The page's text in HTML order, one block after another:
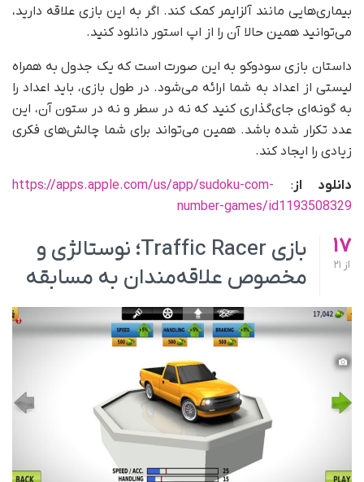
بیماری‌هایی مانند آلزایمر کمک کند. اگر به این بازی علاقه دارید،
می‌توانید همین حالا آن را از اپ استور دانلود کنید.
داستان بازی سودوکو به این صورت است که یک جدول به همراه
لیستی از اعداد به شما ارائه می‌شود. در طول بازی، باید اعداد را
به گونه‌ای جای‌گذاری کنید که نه در سطر و نه در ستون آن، این
عدد تکرار شده باشد. همین می‌تواند برای شما چالش‌های فکری
زیادی را ایجاد کند.
دانلود از:
https://apps.apple.com/us/app/sudoku-com-
number-games/id1193508329
17
از
بازی Traffic Racer؛ نوستالژی و
مخصوص علاقه‌مندان به مسابقه